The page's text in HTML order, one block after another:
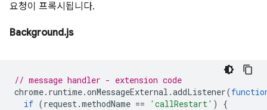
요청이 프록시됩니다.
Background.js
// message handler - extension code
chrome. runtime.onMessageExternal .addListener(
if (request.methodName == 'callRestart' )
{